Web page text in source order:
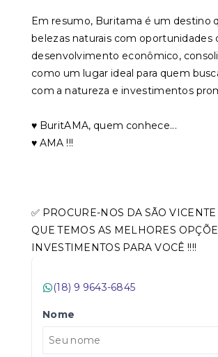
Em resumo, Buritama é um destino
belezas naturais com oportunidades
desenvolvimento econômico,
como um lugar ideal para quem
com a natureza e investimentos
♥️ BuritAMA, quem conhece...
♥️ AMA !!!
✅ PROCURE-NOS DA SÃO
QUE TEMOS AS MELHORES
INVESTIMENTOS PARA VOCÊ !!!!
(18) 9 9643-6845
Nome